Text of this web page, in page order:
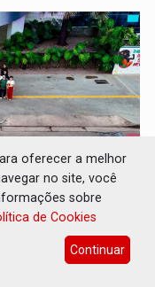
das
oferecer a melhor
no site, você
sobre
de Cookies
Continuar